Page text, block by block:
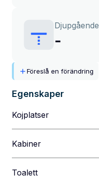
Djupgående
-
Föreslå en förändring
Egenskaper
Kojplatser
Kabiner
Toalett